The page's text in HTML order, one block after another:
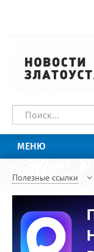
МЕНЮ
Полезные ссылки